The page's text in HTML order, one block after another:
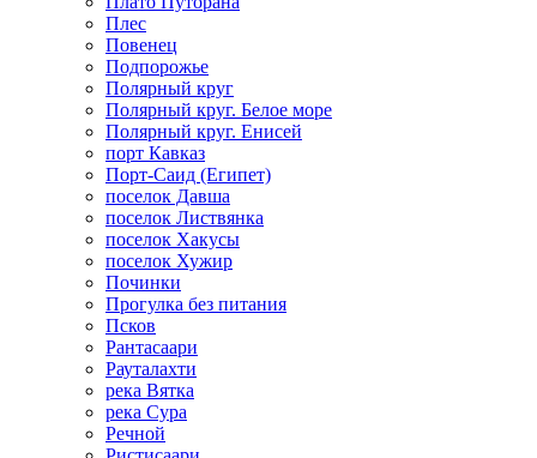
Плес
Повенец
Подпорожье
Полярный круг
Полярный круг. Белое море
Полярный круг. Енисей
порт Кавказ
Порт-Саид (Египет)
поселок Давша
поселок Листвянка
поселок Хакусы
поселок Хужир
Починки
Прогулка без питания
Псков
Рантасаари
Рауталахти
река Вятка
река Сура
Речной